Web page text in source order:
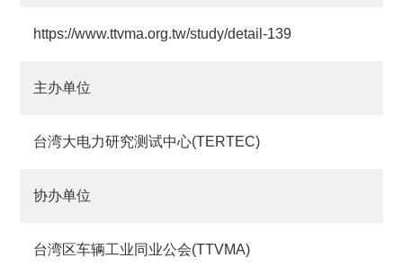
https://www.ttvma.org.tw/study/detail-139
主办单位
台湾大电力研究测试中心(TERTEC)
协办单位
台湾区车辆工业同业公会(TTVMA)